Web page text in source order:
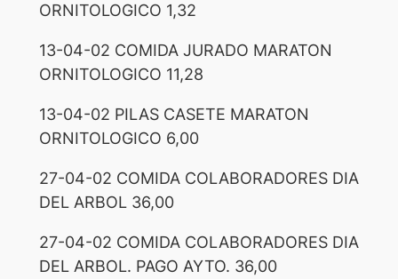
ORNITOLOGICO 1,32
13-04-02 COMIDA JURADO MARATON
ORNITOLOGICO 11,28
13-04-02 PILAS CASETE MARATON
ORNITOLOGICO 6,00
27-04-02 COMIDA COLABORADORES DIA
DEL ARBOL 36,00
27-04-02 COMIDA COLABORADORES DIA
DEL ARBOL. PAGO AYTO. 36,00